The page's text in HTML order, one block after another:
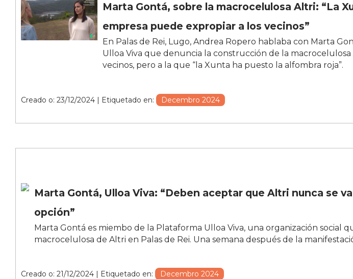
Marta Gontá, sobre la macrocelulosa Altri: “La
empresa puede expropiar a los vecinos”
En Palas de Rei, Lugo, Andrea Ropero hablaba con Marta
Ulloa Viva que denuncia la construcción de la
vecinos, pero a la que “la Xunta ha puesto la alfombra roja”.
Creado o: 23/12/2024 | Etiquetado en: Decembro 2024
Marta Gontá, Ulloa Viva: “Deben aceptar que Altri nunca se
opción”
Marta Gontá es miembo de la Plataforma Ulloa Viva, una organización social
macrocelulosa de Altri en Palas de Rei. Una semana después de la
Creado o: 21/12/2024 | Etiquetado en: Decembro 2024